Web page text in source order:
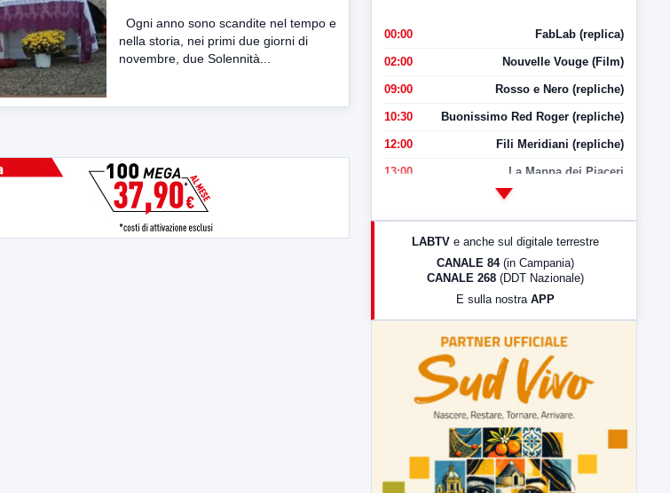
Ogni anno sono scandite nel tempo e
nella storia, nei primi due giorni di
novembre, due Solennità...
00:00 FabLab (replica)
02:00 Nouvelle Vouge (Film)
09:00 Rosso e Nero (repliche)
10:30 Buonissimo Red Roger (repliche)
12:00 Fili Meridiani (repliche)
13:00 La Mappa dei Piaceri
LabNews (Diretta)
LabNews (replica)
LABTV e anche sul digitale terrestre
CANALE 84 (in Campania)
CANALE 268 (DDT Nazionale)
E sulla nostra APP